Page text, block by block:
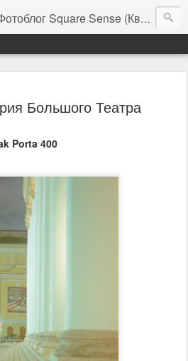
Square Sense (Квадратное Чувство)
Большого Театра
Porta 400